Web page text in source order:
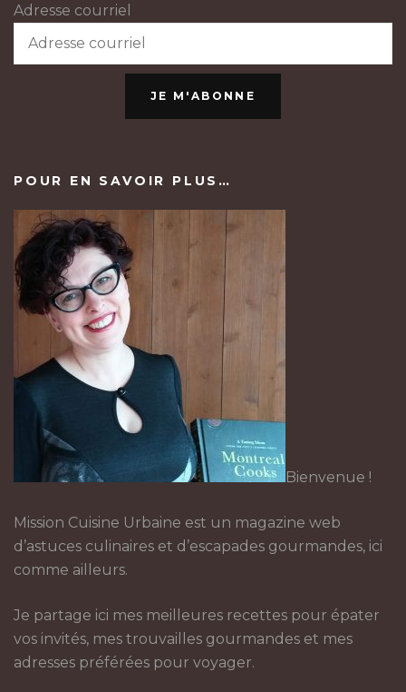
Adresse courriel
JE M'ABONNE
POUR EN SAVOIR PLUS…
Bienvenue !
Mission Cuisine Urbaine est un magazine web
d’astuces culinaires et d’escapades gourmandes, ici
comme ailleurs.
Je partage ici mes meilleures recettes pour épater
vos invités, mes trouvailles gourmandes et mes
adresses préférées pour voyager.